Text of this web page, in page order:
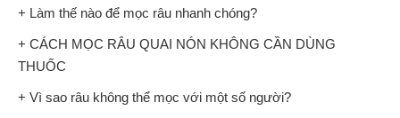
+ Làm thế nào để mọc râu nhanh chóng?
+ CÁCH MỌC RÂU QUAI NÓN KHÔNG CẦN DÙNG
THUỐC
+ Vì sao râu không thể mọc với một số người?